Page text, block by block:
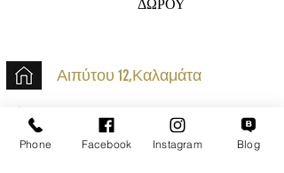
ΔΩΡΟΥ
Αιπύτου 12,Καλαμάτα
+30 2721020701
k.mouzos.wix@gmail.com
Phone Facebook Instagram Blog